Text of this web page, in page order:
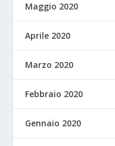
Maggio 2020
Aprile 2020
Marzo 2020
Febbraio 2020
Gennaio 2020